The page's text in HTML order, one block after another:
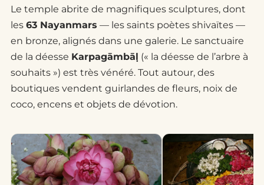
Le temple abrite de magnifiques sculptures, dont
les 63 Nayanmars — les saints poètes shivaïtes —
en bronze, alignés dans une galerie. Le sanctuaire
de la déesse Karpagāmbāḷ (« la déesse de l’arbre à
souhaits ») est très vénéré. Tout autour, des
boutiques vendent guirlandes de fleurs, noix de
coco, encens et objets de dévotion.